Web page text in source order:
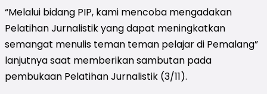
“Melalui bidang PIP, kami mencoba mengadakan
Pelatihan Jurnalistik yang dapat meningkatkan
semangat menulis teman teman pelajar di Pemalang”
lanjutnya saat memberikan sambutan pada
pembukaan Pelatihan Jurnalistik (3/11).